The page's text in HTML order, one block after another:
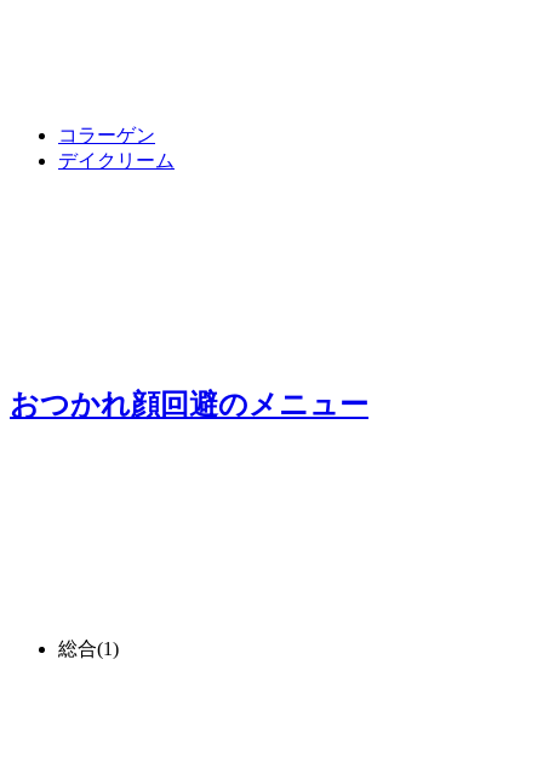
コラーゲン
デイクリーム
おつかれ顔回避のメニュー
総合(1)